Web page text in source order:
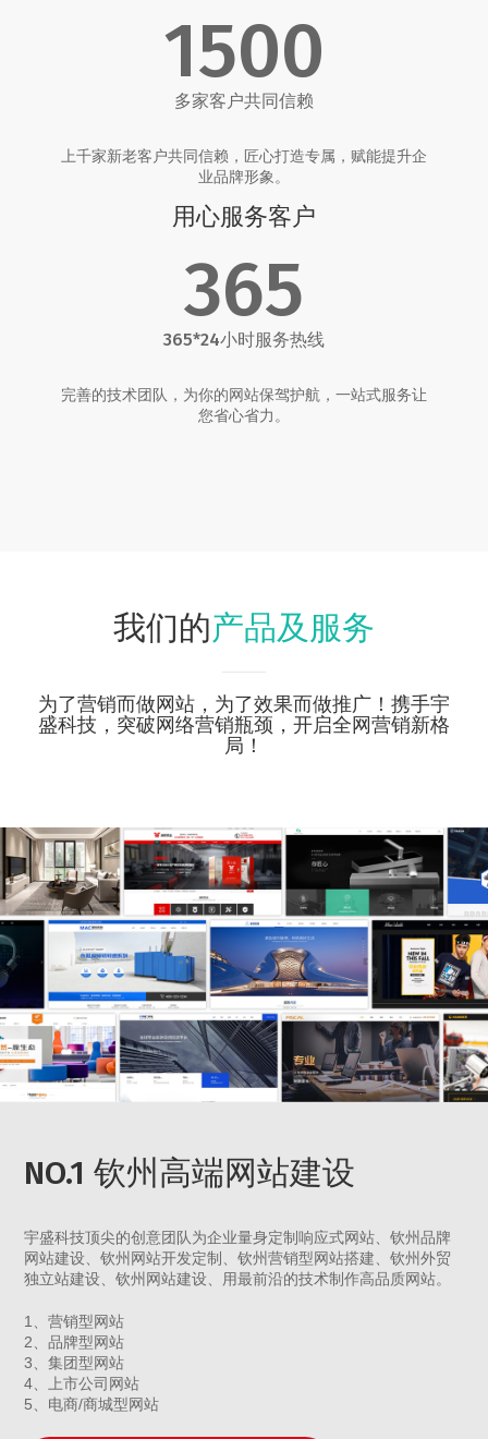
1500
多家客户共同信赖
上千家新老客户共同信赖，匠心打造专属，赋能提升企
业品牌形象。
用心服务客户
365
365*24小时服务热线
完善的技术团队，为你的网站保驾护航，一站式服务让
您省心省力。
我们的产品及服务
为了营销而做网站，为了效果而做推广！携手宇
盛科技，突破网络营销瓶颈，开启全网营销新格
局！
NO.1 钦州高端网站建设
宇盛科技顶尖的创意团队为企业量身定制响应式网站、钦州品牌
网站建设、钦州网站开发定制、钦州营销型网站搭建、钦州外贸
独立站建设、钦州网站建设、用最前沿的技术制作高品质网站。
1、营销型网站
2、品牌型网站
3、集团型网站
4、上市公司网站
5、电商/商城型网站